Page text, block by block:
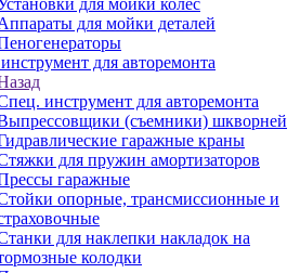
для мойки колес
для мойки деталей
для авторемонта
инструмент для авторемонта
(съемники) шкворней
гаражные краны
для пружин амортизаторов
гаражные
опорные, трансмиссионные и
для наклепки накладок на
колодки